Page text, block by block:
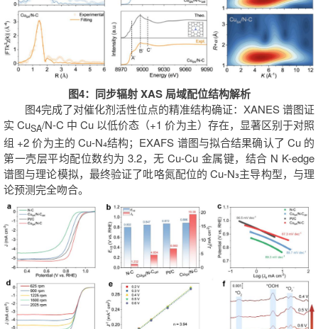
图4：同步辐射 XAS 局域配位结构解析
图4完成了对催化剂活性位点的精准结构确证：XANES 谱图证
实 CuSA/N-C 中 Cu 以低价态（+1 价为主）存在，显著区别于对照
组 +2 价为主的 Cu-N₄结构；EXAFS 谱图与拟合结果确认了 Cu 的
第一壳层平均配位数约为 3.2，无 Cu-Cu 金属键，结合 N K-edge
谱图与理论模拟，最终验证了吡咯氮配位的 Cu-N₃主导构型，与理
论预测完全吻合。